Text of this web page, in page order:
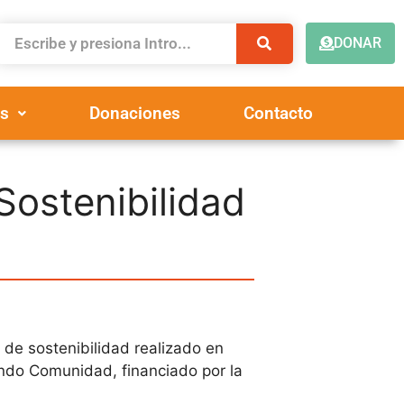
DONAR
Donaciones Contacto
sostenibilidad realizado en
Comunidad, financiado por la